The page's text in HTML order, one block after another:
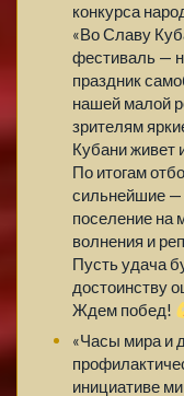
конкурса
«Во Славу
фестиваль —
праздник
нашей малой
зрителям
Кубани живет
По итогам
сильнейшие —
поселение на
волнения и
Пусть удача
достоинству
Ждем побед!
«Часы мира и
инициативе